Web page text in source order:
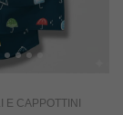
E CAPPOTTINI